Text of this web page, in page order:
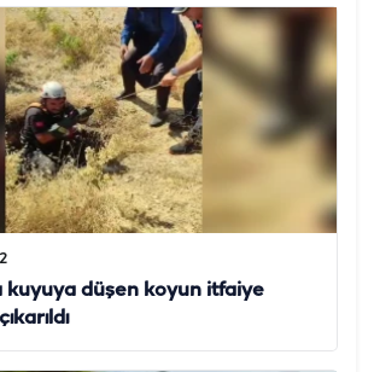
kuyuya düşen koyun itfaiye